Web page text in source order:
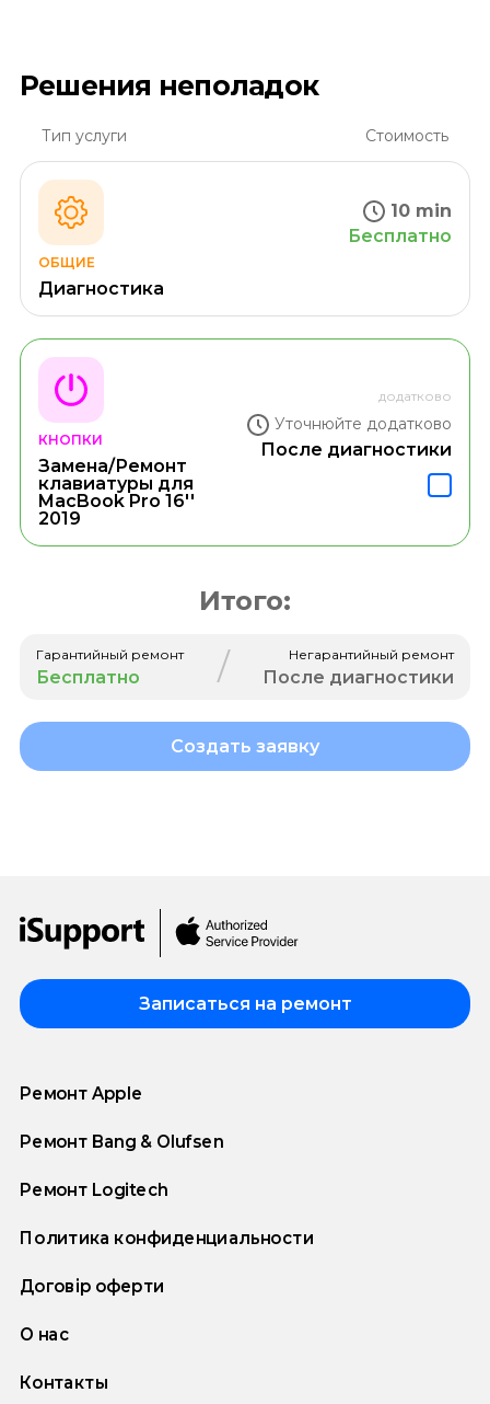
Решения неполадок
Тип услуги Стоимость
ОБЩИЕ
Диагностика
10 min
Бесплатно
КНОПКИ
Замена/Ремонт
клавиатуры для
MacBook Pro 16''
2019
додатково
Уточнюйте додатково
После диагностики
Итого:
Гарантийный ремонт
Бесплатно / Негарантийный ремонт
После диагностики
Создать заявку
Записаться на ремонт
Ремонт Apple
Ремонт Bang & Olufsen
Ремонт Logitech
Политика конфиденциальности
Договір оферти
О нас
Контакты